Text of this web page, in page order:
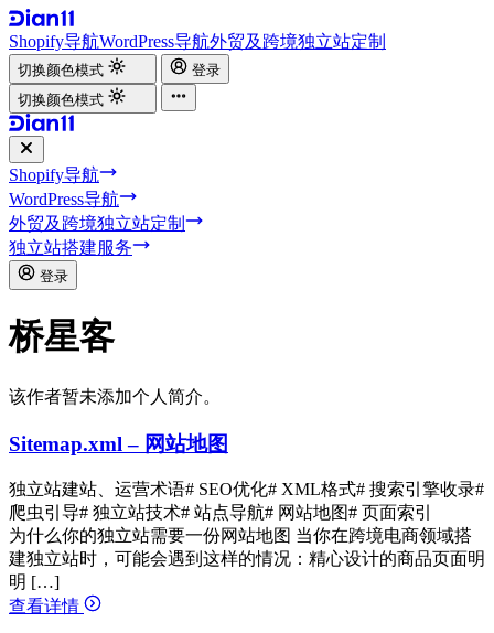
Shopify导航WordPress导航外贸及跨境独立站定制
切换颜色模式
登录
切换颜色模式
Shopify导航
WordPress导航
外贸及跨境独立站定制
独立站搭建服务
登录
桥星客
该作者暂未添加个人简介。
Sitemap.xml – 网站地图
独立站建站、运营术语# SEO优化# XML格式# 搜索引擎收录#
爬虫引导# 独立站技术# 站点导航# 网站地图# 页面索引
为什么你的独立站需要一份网站地图 当你在跨境电商领域搭
建独立站时，可能会遇到这样的情况：精心设计的商品页面明
明 […]
查看详情